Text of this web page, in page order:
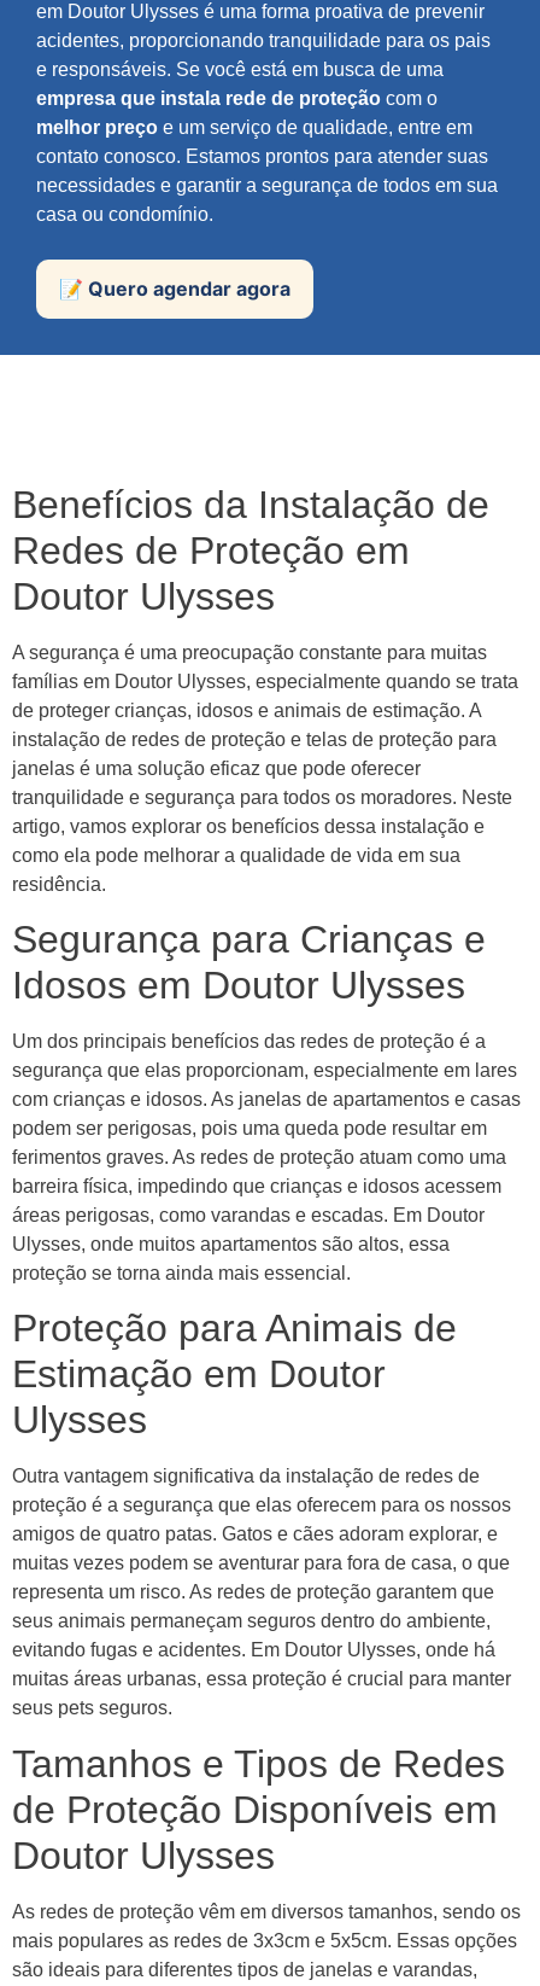
em Doutor Ulysses é uma forma proativa de prevenir
acidentes, proporcionando tranquilidade para os pais
e responsáveis. Se você está em busca de uma
empresa que instala rede de proteção com o
melhor preço e um serviço de qualidade, entre em
contato conosco. Estamos prontos para atender suas
necessidades e garantir a segurança de todos em sua
casa ou condomínio.
📝 Quero agendar agora
Benefícios da Instalação de
Redes de Proteção em
Doutor Ulysses
A segurança é uma preocupação constante para muitas
famílias em Doutor Ulysses, especialmente quando se trata
de proteger crianças, idosos e animais de estimação. A
instalação de redes de proteção e telas de proteção para
janelas é uma solução eficaz que pode oferecer
tranquilidade e segurança para todos os moradores. Neste
artigo, vamos explorar os benefícios dessa instalação e
como ela pode melhorar a qualidade de vida em sua
residência.
Segurança para Crianças e
Idosos em Doutor Ulysses
Um dos principais benefícios das redes de proteção é a
segurança que elas proporcionam, especialmente em lares
com crianças e idosos. As janelas de apartamentos e casas
podem ser perigosas, pois uma queda pode resultar em
ferimentos graves. As redes de proteção atuam como uma
barreira física, impedindo que crianças e idosos acessem
áreas perigosas, como varandas e escadas. Em Doutor
Ulysses, onde muitos apartamentos são altos, essa
proteção se torna ainda mais essencial.
Proteção para Animais de
Estimação em Doutor
Ulysses
Outra vantagem significativa da instalação de redes de
proteção é a segurança que elas oferecem para os nossos
amigos de quatro patas. Gatos e cães adoram explorar, e
muitas vezes podem se aventurar para fora de casa, o que
representa um risco. As redes de proteção garantem que
seus animais permaneçam seguros dentro do ambiente,
evitando fugas e acidentes. Em Doutor Ulysses, onde há
muitas áreas urbanas, essa proteção é crucial para manter
seus pets seguros.
Tamanhos e Tipos de Redes
de Proteção Disponíveis em
Doutor Ulysses
As redes de proteção vêm em diversos tamanhos, sendo os
mais populares as redes de 3x3cm e 5x5cm. Essas opções
são ideais para diferentes tipos de janelas e varandas,